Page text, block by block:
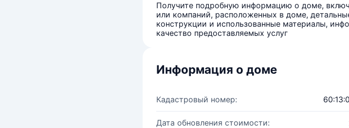
Получите подробную информацию о доме,
или компаний, расположенных в доме,
конструкции и использованные материалы,
качество предоставляемых услуг
Информация о доме
Кадастровый номер:
Дата обновления стоимости: